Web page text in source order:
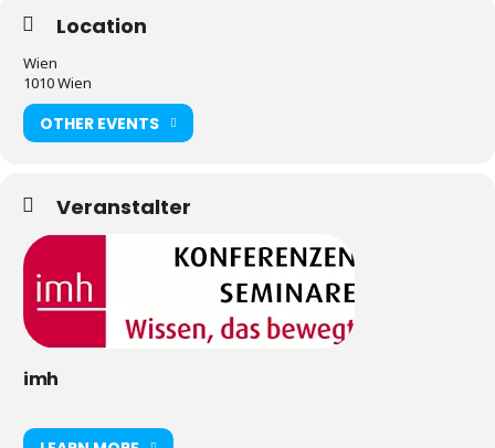
Location
Wien
1010 Wien
OTHER EVENTS
Veranstalter
imh